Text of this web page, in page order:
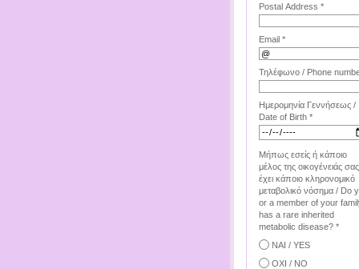
Postal Address *
Email *
Τηλέφωνο / Phone
Ημερομηνία Γεννήσεως /
Date of Birth *
Μήπως εσείς ή κάποιο
μέλος της οικογένειάς σας
έχει κάποιο κληρονομικό
μεταβολικό νόσημα / Do
or a member of your
has a rare inherited
metabolic disease? *
ΝΑΙ / YES
ΟΧΙ / NO